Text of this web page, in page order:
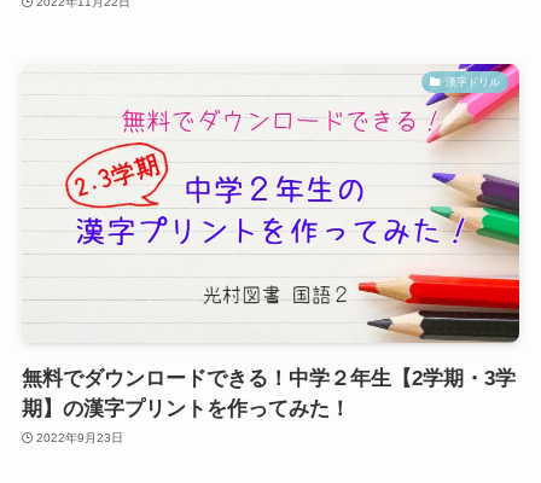
漢字ドリル
無料でダウンロードできる！中学２年生【2学期・3学
期】の漢字プリントを作ってみた！
2022年9月23日